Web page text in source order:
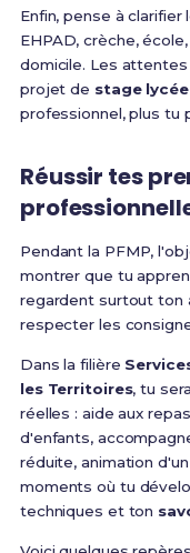
Enfin, pense à
EHPAD, crèche,
domicile. Les
projet de stage lycée
professionnel, plus tu
Réussir tes
Pendant la PFMP,
montrer que tu
regardent surtout ton
respecter les
Dans la filière
les Territoires, tu
réelles : aide aux
d'enfants,
réduite, animation
moments où tu
techniques et ton